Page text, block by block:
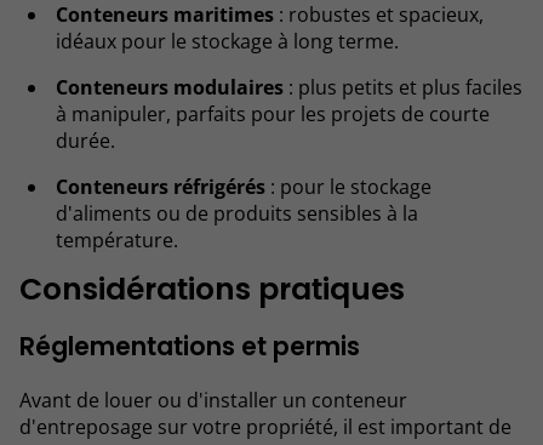
Conteneurs maritimes: robustes et spacieux,
idéaux pour le stockage à long terme.
Conteneurs modulaires: plus petits et plus faciles
à manipuler, parfaits pour les projets de courte
durée.
Conteneurs réfrigérés: pour le stockage
d'aliments ou de produits sensibles à la
température.
Considérations pratiques
Réglementations et permis
Avant de louer ou d'installer un conteneur
d'entreposage sur votre propriété, il est important de